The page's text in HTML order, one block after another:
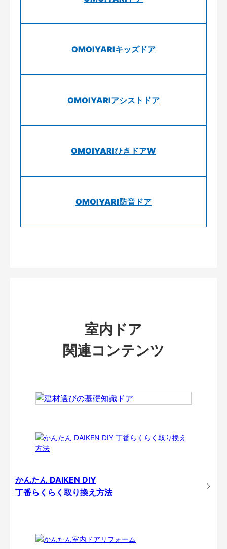
OMOIYARIキッズドア
OMOIYARIアシストドア
OMOIYARIひきドアW
OMOIYARI防音ドア
室内ドア
関連コンテンツ
かんたん DAIKEN DIY
丁番らくらく取り換え方法